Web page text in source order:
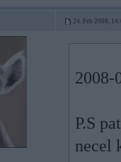
24. Feb 2008,
2008-
P.S
necel